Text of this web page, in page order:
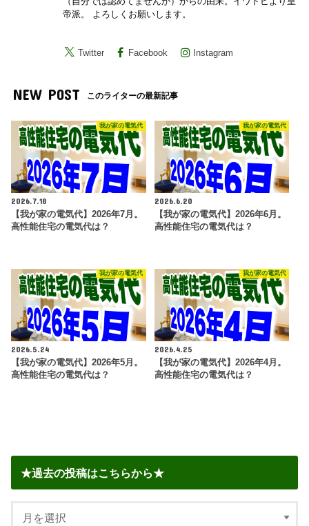
帝派。 よろしくお願いします。
Twitter Facebook Instagram
NEW POST このライターの最新記事
我が家の電気代
2026.7.18
【我が家の電気代】2026年7月。
高性能住宅の電気代は？
我が家の電気代
2026.6.20
【我が家の電気代】2026年6月。
高性能住宅の電気代は？
我が家の電気代
2026.5.24
【我が家の電気代】2026年5月。
高性能住宅の電気代は？
我が家の電気代
2026.4.25
【我が家の電気代】2026年4月。
高性能住宅の電気代は？
★過去の投稿はこちらから★